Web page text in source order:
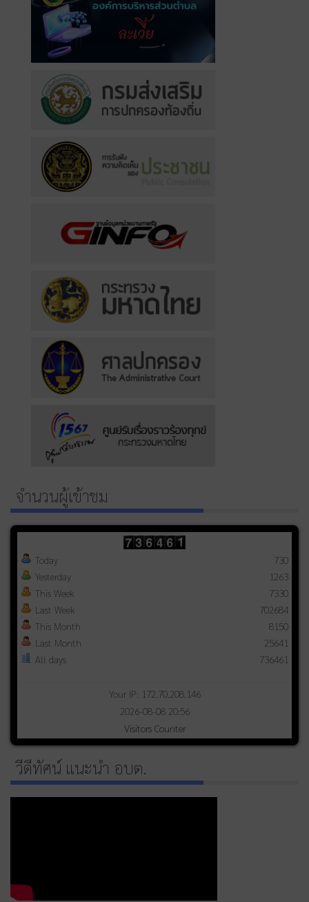
จำนวนผู้เข้าชม
Today
Yesterday
This Week
Last Week
This Month
Last Month
All days
730
1263
7330
702684
8150
25641
736461
Your IP: 172.70.208.146
2026-08-08 20:56
Visitors Counter
วีดีทัศน์ แนะนำ อบต.